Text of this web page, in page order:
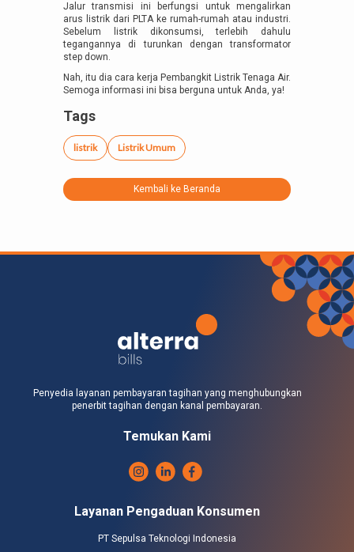
Jalur transmisi ini berfungsi untuk mengalirkan
arus listrik dari PLTA ke rumah-rumah atau industri.
Sebelum listrik dikonsumsi, terlebih dahulu
tegangannya di turunkan dengan transformator
step down.
Nah, itu dia cara kerja Pembangkit Listrik Tenaga Air.
Semoga informasi ini bisa berguna untuk Anda, ya!
Tags
listrik Listrik Umum
Kembali ke Beranda
Penyedia layanan pembayaran tagihan yang menghubungkan
penerbit tagihan dengan kanal pembayaran.
Temukan Kami
Layanan Pengaduan Konsumen
PT Sepulsa Teknologi Indonesia